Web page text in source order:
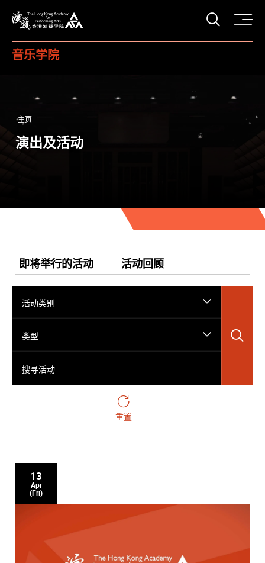
打开
音乐学院
主页
演出及活动
即将举行的活动 活动回顾
活动类别
类型
重置
13
Apr
(Fri)